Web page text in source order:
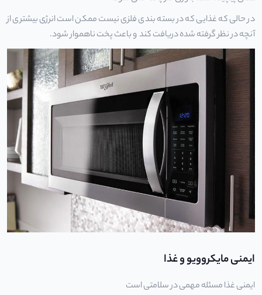
در حالی که غذایی که در بسته بندی فلزی نیست ممکن است انرژی بیشتری از
آنچه در نظر گرفته شده دریافت کند و باعث پخت ناهموار شود.
ایمنی مایکروویو و غذا
ایمنی غذا مسئله مهمی در سلامتی است